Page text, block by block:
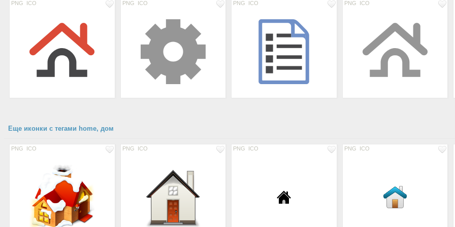
PNG ICO PNG ICO PNG ICO PNG ICO
Еще иконки с тегами home, дом
PNG ICO PNG ICO PNG ICO PNG ICO